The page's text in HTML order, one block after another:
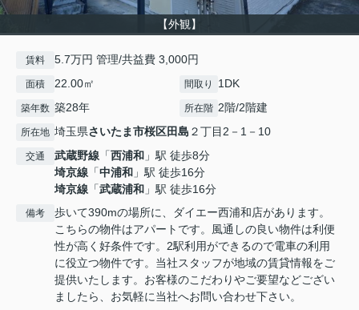
【外観】
賃料 5.7万円 管理/共益費 3,000円
面積 22.00㎡ 間取り 1DK
築年数 築28年 所在階 2階/2階建
所在地 埼玉県さいたま市桜区田島 ２丁目2－1－10
交通 武蔵野線 「西浦和 」駅 徒歩8分
埼京線 「中浦和 」駅 徒歩16分
埼京線 「武蔵浦和 」駅 徒歩16分
備考
歩いて390mの場所に、ダイエー西浦和店があります。
こちらの物件はアパートです。風通しの良い物件は利便
性が高く好条件です。2駅利用ができるので電車の利用
に役立つ物件です。当社スタッフが地域の賃貸情報をご
提供いたします。お客様のこだわりやご要望などござい
ましたら、お気軽に当社へお問い合わせ下さい。